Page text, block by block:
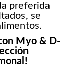
preferida
se
Myo & D-